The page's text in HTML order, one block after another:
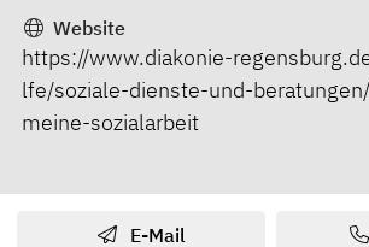
Website
https://www.diakonie-
lfe/soziale-dienste-und-
meine-sozialarbeit
E-Mail